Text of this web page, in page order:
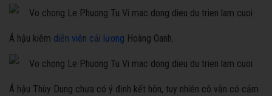
Á hậu kiêm diễn viên cải lương Hoàng Oanh.
Á hậu Thùy Dung chưa có ý định kết hôn, tuy nhiên cô vẫn có cảm